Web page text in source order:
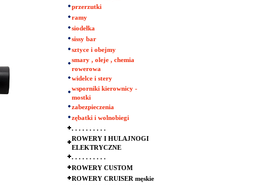
przerzutki
ramy
siodełka
sissy bar
sztyce i obejmy
smary , oleje , chemia
rowerowa
widelce i stery
wsporniki kierownicy -
mostki
zabezpieczenia
zębatki i wolnobiegi
. . . . . . . . . .
ROWERY I HULAJNOGI
ELEKTRYCZNE
. . . . . . . . . .
ROWERY CUSTOM
ROWERY CRUISER męskie